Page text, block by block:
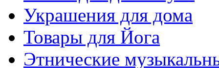
Украшения для дома
Товары для Йога
Этнические